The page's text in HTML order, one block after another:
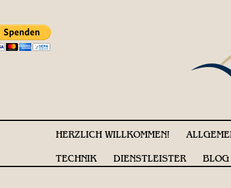
HERZLICH WILLKOMMEN!
TECHNIK DIENSTLEISTER BLOG